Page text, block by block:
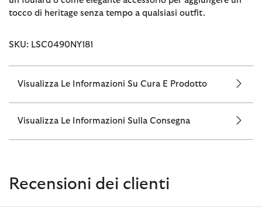
tocco di heritage senza tempo a qualsiasi outfit.
SKU: LSC0490NY181
Visualizza Le Informazioni Su Cura E Prodotto
Visualizza Le Informazioni Sulla Consegna
Recensioni dei clienti